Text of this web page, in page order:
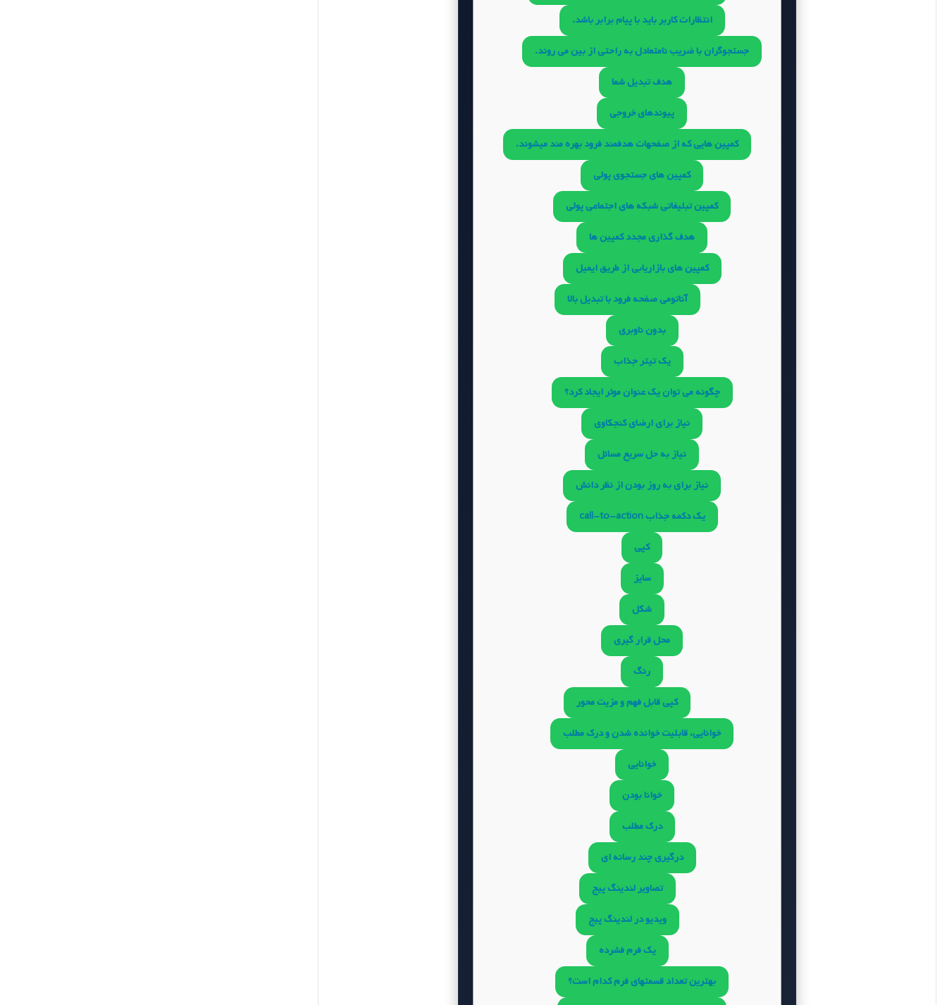
انتظارات کاربر باید با پیام برابر باشد.
جستجوگران با ضریب نامتعادل به راحتی از بین می روند.
هدف تبدیل شما
پیوندهای خروجی
کمپین هایی که از صفحهات هدفمند فرود بهره مند میشوند.
کمپین های جستجوی پولی
کمپین تبلیغاتی شبکه های اجتماعی پولی
هدف گذاری مجدد کمپین ها
کمپین های بازاریابی از طریق ایمیل
آناتومی صفحه فرود با تبدیل بالا
بدون ناوبری
یک تیتر جذاب
چگونه می توان یک عنوان موثر ایجاد کرد؟
نیاز برای ارضای کنجکاوی
نیاز به حل سریع مسائل
نیاز برای به روز بودن از نظر دانش
یک دکمه جذاب call-to-action
کپی
سایز
شکل
محل قرار گیری
رنگ
کپی قابل فهم و مزیت محور
خوانایی، قابلیت خوانده شدن و درک مطلب
خوانایی
خوانا بودن
درک مطلب
درگیری چند رسانه ای
تصاویر لندینگ پیج
ویدیو در لندینگ پیج
یک فرم فشرده
بهترین تعداد قسمتهای فرم کدام است؟